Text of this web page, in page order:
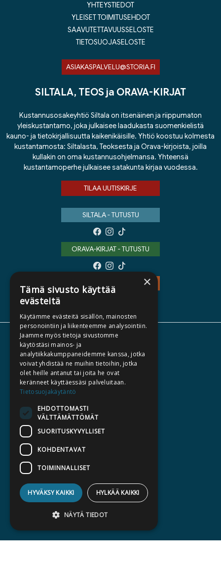
YHTEYSTIEDOT
YLEISET TOIMITUSEHDOT
SAAVUTETTAVUUSSELOSTE
TIETOSUOJASELOSTE
ASIAKASPALVELU@STORIA.FI
SILTALA, TEOS ja ORAVA-KIRJAT
Kustannusosakeyhtiö Siltala on itsenäinen ja riippumaton
yleiskustantamo, joka julkaisee laadukasta suomenkielistä
kauno- ja tietokirjallisuutta kaikenikäisille. Yhtiö koostuu kolmesta
kustantamosta: Siltalasta, Teoksesta ja Orava-kirjoista, joilla
kullakin on oma kustannusohjelmansa. Yhteensä
kustantamoperhe julkaisee satakunta kirjaa vuodessa.
TILAA UUTISKIRJE
SILTALA - TUTUSTU
ORAVA-KIRJAT - TUTUSTU
TIETOA MEISTÄ
TEKIJÄT
KATALOGIT
AJANKOHTAISTA
HALUATKO KIRJAILIJAKSI
LASKUTUSOSOITTEET
SILTALA.FI
E-JA ÄÄNIKIRJAT
ENNAKKOTILATTAVAT
×
Tämä sivusto käyttää
evästeitä
Käytämme evästeitä sisällön, mainosten
personointiin ja liikenteemme analysointiin.
Jaamme myös tietoja sivustomme
käytöstäsi mainos- ja
analytiikkakumppaneidemme kanssa, jotka
voivat yhdistää ne muihin tietoihin, jotka
olet heille antanut tai joita he ovat
keränneet käyttäessäsi palveluitaan.
Tietosuojakäytäntö
EHDOTTOMASTI
VÄLTTÄMÄTTÖMÄT
SUORITUSKYVYLLISET
KOHDENTAVAT
TOIMINNALLISET
HYVÄKSY KAIKKI HYLKÄÄ KAIKKI
NÄYTÄ TIEDOT